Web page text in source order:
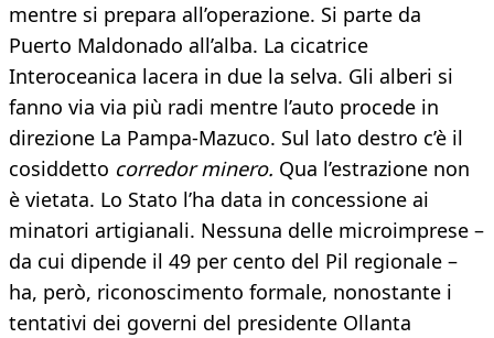
mentre si prepara all’operazione. Si parte da
Puerto Maldonado all’alba. La cicatrice
Interoceanica lacera in due la selva. Gli alberi si
fanno via via più radi mentre l’auto procede in
direzione La Pampa-Mazuco. Sul lato destro c’è il
cosiddetto corredor minero. Qua l’estrazione non
è vietata. Lo Stato l’ha data in concessione ai
minatori artigianali. Nessuna delle microimprese –
da cui dipende il 49 per cento del Pil regionale –
ha, però, riconoscimento formale, nonostante i
tentativi dei governi del presidente Ollanta